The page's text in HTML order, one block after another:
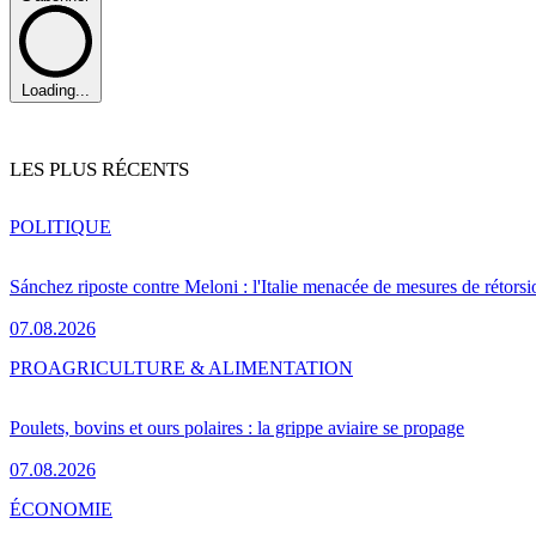
Loading...
LES PLUS RÉCENTS
Sánchez riposte contre Meloni : l'Italie menacée de mesures de
07.08.2026
POLITIQUE
Poulets, bovins et ours polaires : la grippe aviaire se propage
07.08.2026
PROAGRICULTURE & ALIMENTATION
ÉCONOMIE